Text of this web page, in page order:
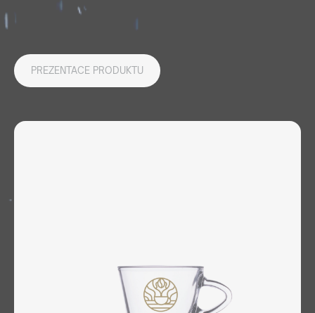
PREZENTACE PRODUKTU